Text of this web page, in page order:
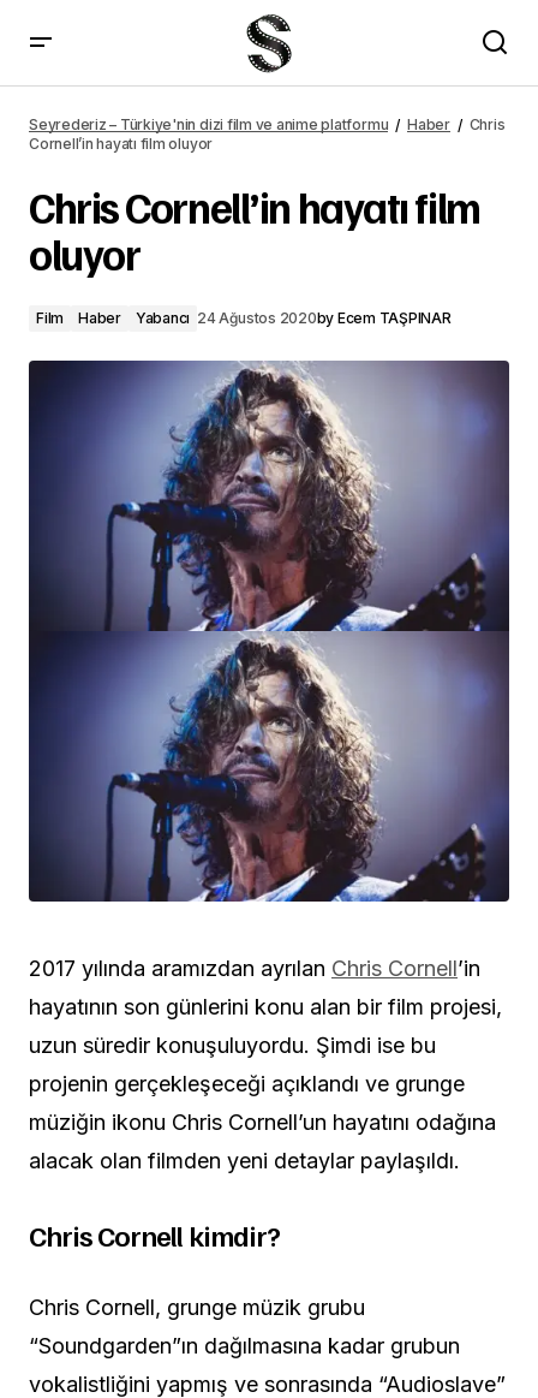
Seyrederiz – Türkiye'nin dizi film ve anime platformu Haber
Chris
Cornell’in hayatı film oluyor
Chris Cornell’in hayatı film
oluyor
Film Haber Yabancı 24 Ağustos 2020by Ecem TAŞPINAR
2017 yılında aramızdan ayrılan Chris Cornell’in
hayatının son günlerini konu alan bir film projesi,
uzun süredir konuşuluyordu. Şimdi ise bu
projenin gerçekleşeceği açıklandı ve grunge
müziğin ikonu Chris Cornell’un hayatını odağına
alacak olan filmden yeni detaylar paylaşıldı.
Chris Cornell kimdir?
Chris Cornell, grunge müzik grubu
“Soundgarden”ın dağılmasına kadar grubun
vokalistliğini yapmış ve sonrasında “Audioslave”